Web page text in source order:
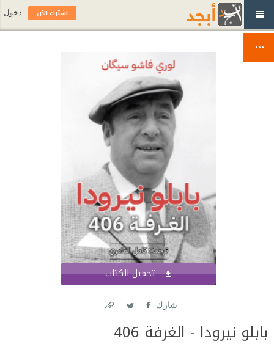
تحميل الكتاب
شارك
بابلو نيرودا - الغرفة 406
اشترك الآن دخول